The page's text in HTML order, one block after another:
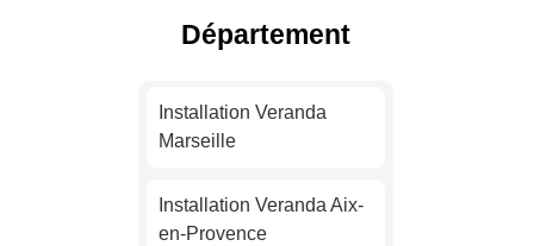
Installation Veranda Nice
Installation Veranda
Nantes
Installation Veranda
Strasbourg
Département
Installation Veranda
Marseille
Installation Veranda Aix-
en-Provence